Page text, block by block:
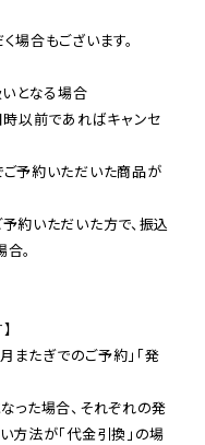
場合もございます。
となる場合
以前であればキャンセ
予約いただいた商品が
約いただいた方で、振込
。
またぎでのご予約」「発
った場合、それぞれの発
方法が「代金引換」の場